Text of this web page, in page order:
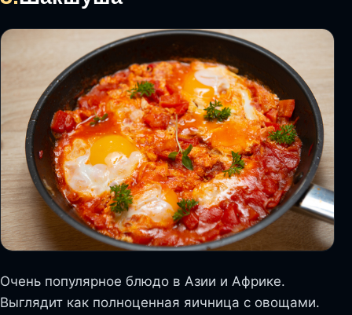
Очень популярное блюдо в Азии и Африке.
Выглядит как полноценная яичница с овощами.